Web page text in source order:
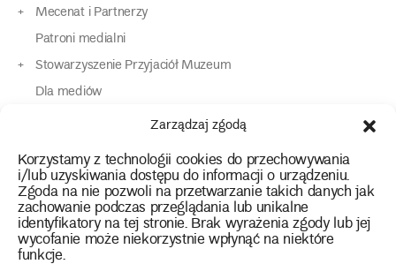
Zarządzaj zgodą
Korzystamy z technologii cookies do przechowywania
i/lub uzyskiwania dostępu do informacji o urządzeniu.
Zgoda na nie pozwoli na przetwarzanie takich danych jak
zachowanie podczas przeglądania lub unikalne
identyfikatory na tej stronie. Brak wyrażenia zgody lub jej
wycofanie może niekorzystnie wpłynąć na niektóre
funkcje.
Mecenat i Partnerzy
Patroni medialni
Stowarzyszenie Przyjaciół Muzeum
Dla mediów
Dla osób o specjalnych potrzebach
Kontakt
instagram
twitterfacebookyoutube
tiktok